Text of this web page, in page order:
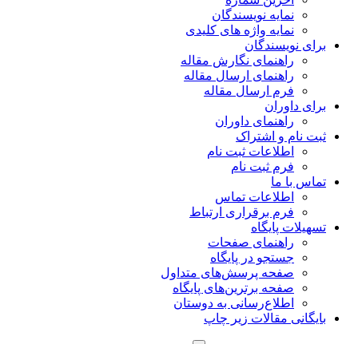
نمایه نویسندگان
نمایه واژه های کلیدی
برای نویسندگان
راهنمای نگارش مقاله
راهنمای ارسال مقاله
فرم ارسال مقاله
برای داوران
راهنمای داوران
ثبت نام و اشتراک
اطلاعات ثبت نام
فرم ثبت نام
تماس با ما
اطلاعات تماس
فرم برقراری ارتباط
تسهیلات پایگاه
راهنمای صفحات
جستجو در پایگاه
صفحه پرسش‌های متداول
صفحه برترین‌های پایگاه
اطلاع‌رسانی به دوستان
بایگانی مقالات زیر چاپ